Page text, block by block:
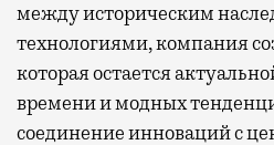
между историческим
технологиями, компания
которая остается
времени и модных
соединение инноваций с